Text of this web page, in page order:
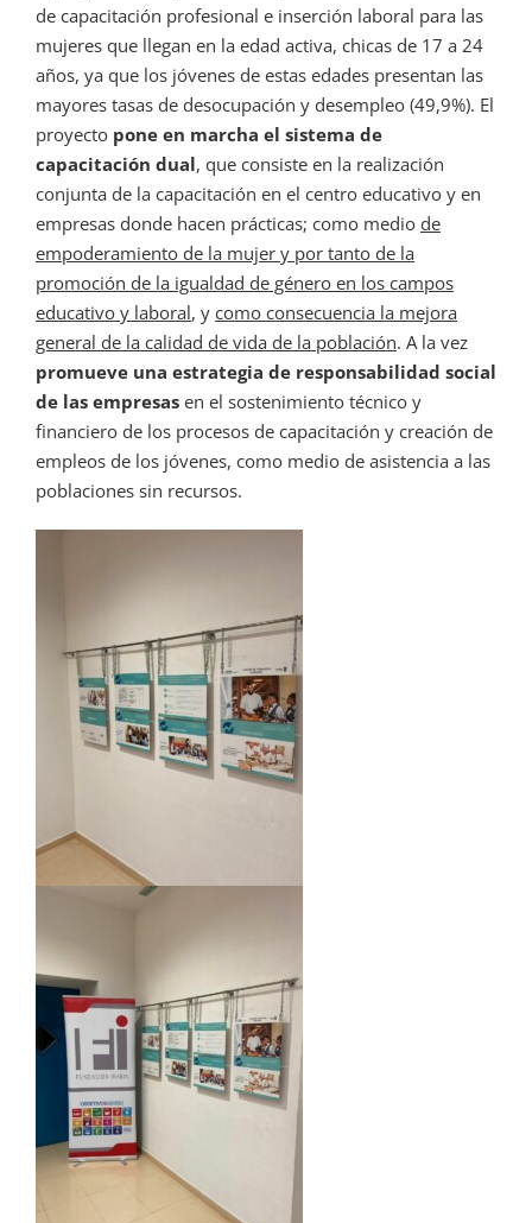
de capacitación profesional e inserción laboral para las
mujeres que llegan en la edad activa, chicas de 17 a 24
años, ya que los jóvenes de estas edades presentan las
mayores tasas de desocupación y desempleo (49,9%). El
proyecto pone en marcha el sistema de
capacitación dual, que consiste en la realización
conjunta de la capacitación en el centro educativo y en
empresas donde hacen prácticas; como medio de
empoderamiento de la mujer y por tanto de la
promoción de la igualdad de género en los campos
educativo y laboral, y como consecuencia la mejora
general de la calidad de vida de la población. A la vez
promueve una estrategia de responsabilidad social
de las empresas en el sostenimiento técnico y
financiero de los procesos de capacitación y creación de
empleos de los jóvenes, como medio de asistencia a las
poblaciones sin recursos.